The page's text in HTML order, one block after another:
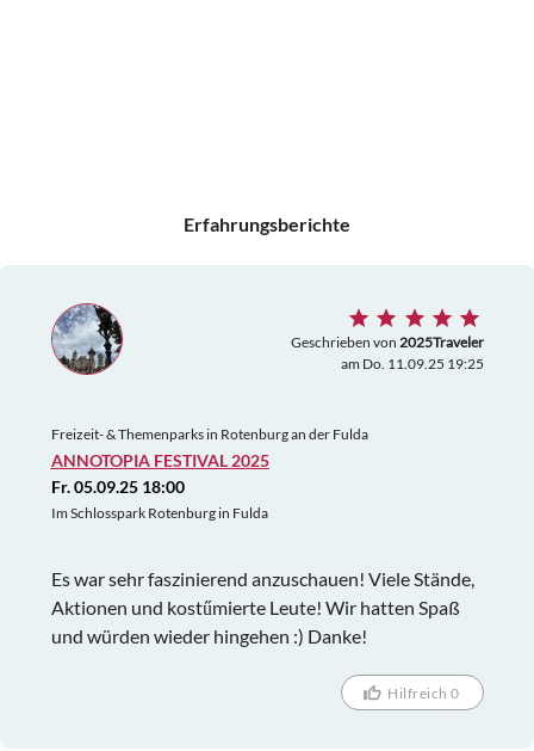
Erfahrungsberichte
Geschrieben von 2025Traveler
am Do. 11.09.25 19:25
Freizeit- & Themenparks in Rotenburg an der Fulda
ANNOTOPIA FESTIVAL 2025
Fr. 05.09.25 18:00
Im Schlosspark Rotenburg in Fulda
Es war sehr faszinierend anzuschauen! Viele Stände,
Aktionen und kostűmierte Leute! Wir hatten Spaß
und würden wieder hingehen :) Danke!
Hilfreich 0